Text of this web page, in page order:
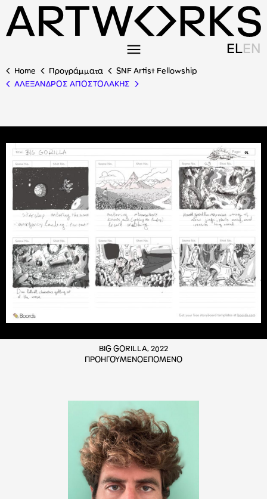
ELEN
Home Προγράμματα
SNF Artist Fellowship
ΑΛΕΞΑΝΔΡΟΣ ΑΠΟΣΤΟΛΑΚΗΣ
BIG GORILLA, 2022
ΠΡΟΗΓΟΥΜΕΝΟΕΠΟΜΕΝΟ